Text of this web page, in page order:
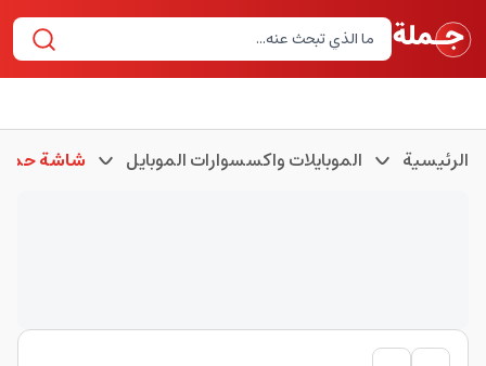
الرئيسية الموبايلات واكسسوارات الموبايل شاشة